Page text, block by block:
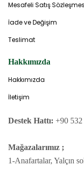
Mesafeli Satış
İade ve Değişim
Teslimat
Hakkımızda
Hakkımızda
İletişim
Destek Hattı: +90 532
Mağazalarımız ;
1-Anafartalar, Yalçın